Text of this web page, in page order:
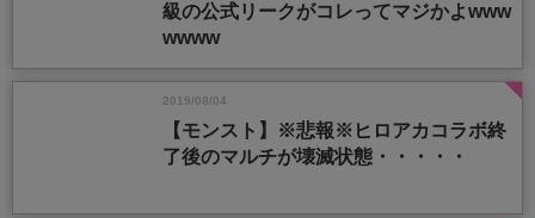
級の公式リークがコレってマジかよwww
wwww
2019/08/04
【モンスト】※悲報※ヒロアカコラボ終
了後のマルチが壊滅状態・・・・・